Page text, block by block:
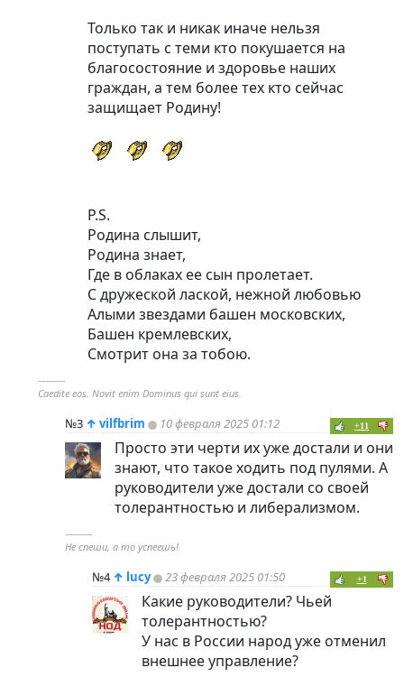
Только так и никак иначе нельзя
поступать с теми кто покушается на
благосостояние и здоровье наших
граждан, а тем более тех кто сейчас
защищает Родину!
P.S.
Родина слышит,
Родина знает,
Где в облаках ее сын пролетает.
С дружеской лаской, нежной любовью
Алыми звездами башен московских,
Башен кремлевских,
Смотрит она за тобою.
----------
Caedite eos. Novit enim Dominus qui sunt eius.
№3 ↑ vilfbrim 10 февраля 2025 01:12 +11
Просто эти черти их уже достали и они
знают, что такое ходить под пулями. А
руководители уже достали со своей
толерантностью и либерализмом.
----------
Не спеши, а то успеешь!
№4 ↑ lucy 23 февраля 2025 01:50 +1
Какие руководители? Чьей
толерантностью?
У нас в России народ уже отменил
внешнее управление?